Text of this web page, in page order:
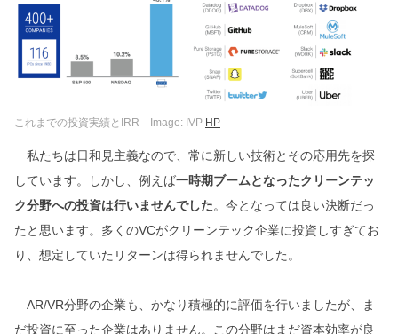
これまでの投資実績とIRR Image: IVP HP
私たちは日和見主義なので、常に新しい技術とその応用先を探
しています。しかし、例えば一時期ブームとなったクリーンテッ
ク分野への投資は行いませんでした。今となっては良い決断だっ
たと思います。多くのVCがクリーンテック企業に投資しすぎてお
り、想定していたリターンは得られませんでした。
AR/VR分野の企業も、かなり積極的に評価を行いましたが、ま
だ投資に至った企業はありません。この分野はまだ資本効率が良